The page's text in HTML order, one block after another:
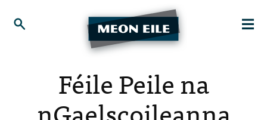
Féile Peile na